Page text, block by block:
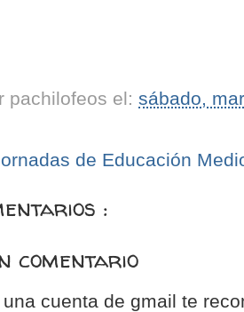
pachilofeos el: sábado,
de Educación
:
comentario
cuenta de gmail te